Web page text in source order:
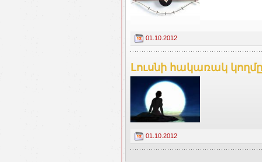
01.10.2012
Լուսնի հակառակ կողմը
01.10.2012